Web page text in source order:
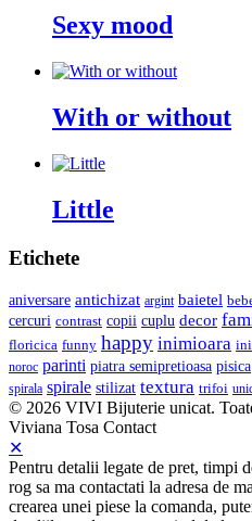
Sexy mood
With or without
Little
Etichete
aniversare antichizat argint baietel
cercuri contrast copii cuplu decor
floricica funny happy inimioara
noroc parinti piatra semipretioasa pisica
spirala spirale stilizat textura trifoi
© 2026 VIVI Bijuterie unicat.
Viviana Tosa Contact
✕
Pentru detalii legate de pret, timpi
rog sa ma contactati la adresa de
crearea unei piese la comanda,